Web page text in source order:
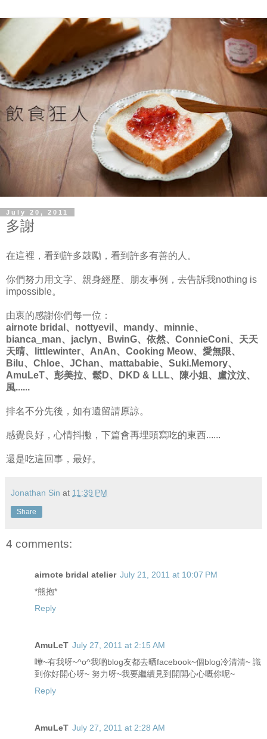
July 20, 2011
多謝
在這裡，看到許多鼓勵，看到許多有善的人。
你們努力用文字、親身經歷、朋友事例，去告訴我nothing is
impossible。
由衷的感謝你們每一位：
airnote bridal、nottyevil、mandy、minnie、
bianca_man、jaclyn、BwinG、依然、ConnieConi、天天
天晴、littlewinter、AnAn、Cooking Meow、愛無限、
Bilu、Chloe、JChan、mattababie、Suki.Memory、
AmuLeT、彭美拉、鬆D、DKD & LLL、陳小姐、盧汶汶、
風......
排名不分先後，如有遺留請原諒。
感覺良好，心情抖擻，下篇會再埋頭寫吃的東西......
還是吃這回事，最好。
Jonathan Sin at 11:39 PM
Share
4 comments:
airnote bridal atelier July 21, 2011 at 10:07 PM
*熊抱*
Reply
AmuLeT July 27, 2011 at 2:15 AM
嘩~有我呀~^o^我啲blog友都去晒facebook~個blog冷清清~ 識
到你好開心呀~ 努力呀~我要繼續見到開開心心嘅你呢~
Reply
AmuLeT July 27, 2011 at 2:28 AM